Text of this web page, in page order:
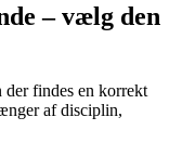
– vælg den
findes en korrekt
af disciplin,